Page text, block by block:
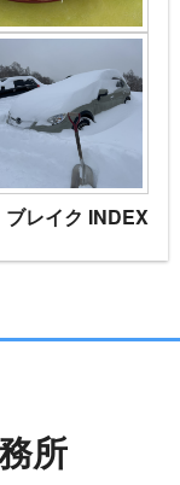
ブレイク INDEX
所